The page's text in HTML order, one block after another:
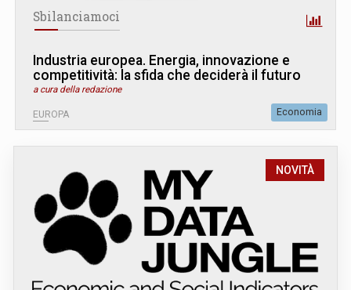
Sbilanciamoci
Industria europea. Energia, innovazione e
competitività: la sfida che deciderà il futuro
a cura della redazione
EUROPA Economia
NOVITÀ